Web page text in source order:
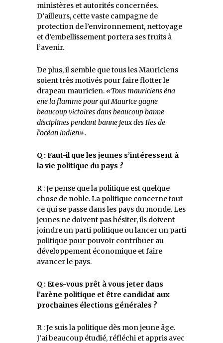
ministères et autorités concernées.
D’ailleurs, cette vaste campagne de
protection de l’environnement, nettoyage
et d’embellissement portera ses fruits à
l’avenir.
De plus, il semble que tous les Mauriciens
soient très motivés pour faire flotter le
drapeau mauricien. «Tous mauriciens éna
ene la flamme pour qui Maurice gagne
beaucoup victoires dans beaucoup banne
disciplines pendant banne jeux des Iles de
l’océan indien».
Q : Faut-il que les jeunes s’intéressent à
la vie politique du pays ?
R : Je pense que la politique est quelque
chose de noble. La politique concerne tout
ce qui se passe dans les pays du monde. Les
jeunes ne doivent pas hésiter, ils doivent
joindre un parti politique ou lancer un parti
politique pour pouvoir contribuer au
développement économique et faire
avancer le pays.
Q : Etes-vous prêt à vous jeter dans
l’arène politique et être candidat aux
prochaines élections générales ?
R : Je suis la politique dès mon jeune âge.
J’ai beaucoup étudié, réfléchi et appris avec